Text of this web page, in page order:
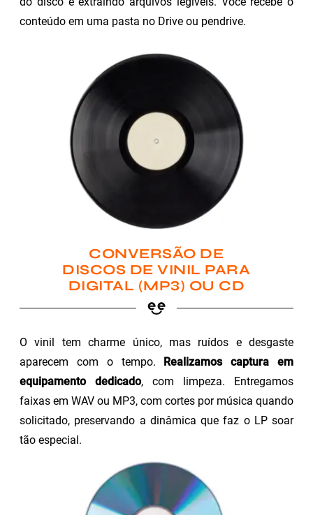
conteúdo em uma pasta no Drive ou pendrive.
CONVERSÃO DE
DISCOS DE VINIL PARA
DIGITAL (MP3) OU CD
O vinil tem charme único, mas ruídos e desgaste
aparecem com o tempo.
Realizamos captura em
equipamento dedicado, com limpeza. Entregamos
faixas em WAV ou MP3, com cortes por música quando
solicitado, preservando a dinâmica que faz o LP soar
tão especial.